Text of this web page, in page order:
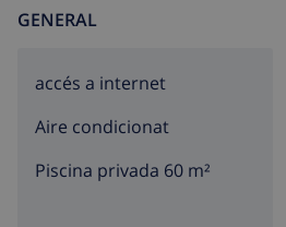
GENERAL
accés a internet
Aire condicionat
Piscina privada 60 m²